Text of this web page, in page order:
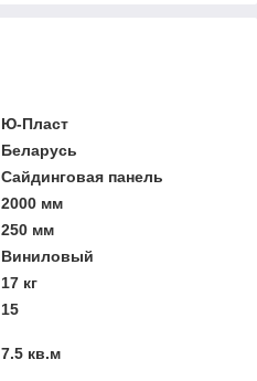
Ю-Пласт
Беларусь
Сайдинговая панель
2000 мм
250 мм
Виниловый
17 кг
15
7.5 кв.м